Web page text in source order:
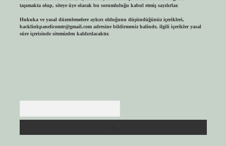
taşımakta olup, siteye üye olarak bu sorumluluğu kabul etmiş sayılırlar.
Hukuka ve yasal düzenlemelere aykırı olduğunu düşündüğünüz içerikleri,
backlinkpanelicomtr@gmail.comadresine bildirmeniz halinde, ilgili içerikler yasal
süre içerisinde sitemizden kaldırılacaktır.